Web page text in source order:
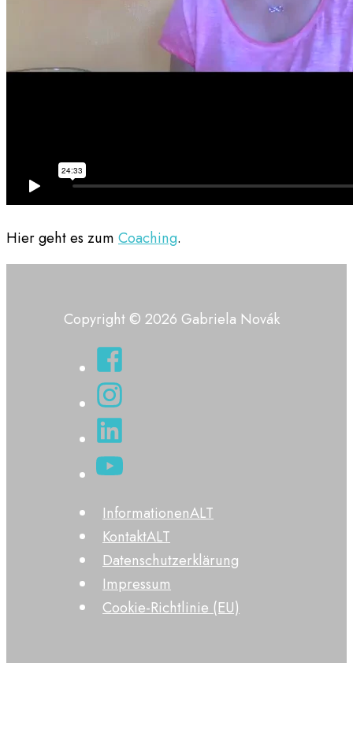
Hier geht es zum Coaching.
Copyright © 2026 Gabriela Novák
InformationenALT
KontaktALT
Datenschutzerklärung
Impressum
Cookie-Richtlinie (EU)